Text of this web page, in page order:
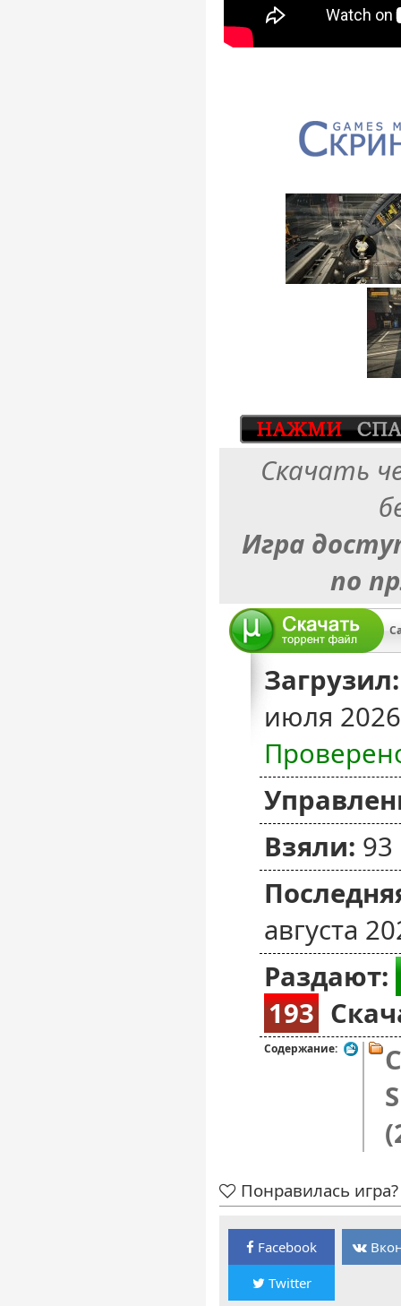
Скачать
Игра
по
Загрузил:
июля
Взяли:
августа
Раздают:
193
Содержание:
Понравилась
Facebook
Twitter